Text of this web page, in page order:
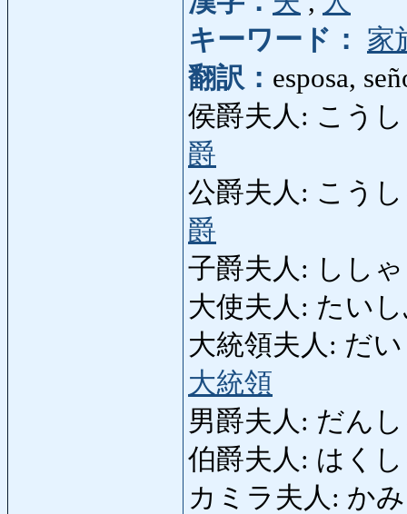
キーワード：
家
翻訳： esposa,
侯爵夫人: こうし
爵
公爵夫人: こうし
爵
子爵夫人: しし
大使夫人: たい
大統領夫人: だ
大統領
男爵夫人: だん
伯爵夫人: はく
カミラ夫人: か